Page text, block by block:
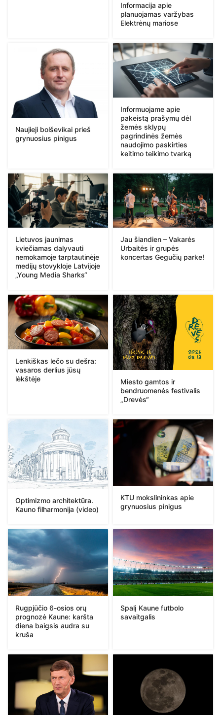
Informacija apie
planuojamas varžybas
Elektrėnų mariose
Naujieji bolševikai prieš
grynuosius pinigus
Informuojame apie
pakeistą prašymų dėl
žemės sklypų
pagrindinės žemės
naudojimo paskirties
keitimo teikimo tvarką
Lietuvos jaunimas
kviečiamas dalyvauti
nemokamoje tarptautinėje
medijų stovykloje Latvijoje
„Young Media Sharks“
Jau šiandien – Vakarės
Urbaitės ir grupės
koncertas Gegučių parke!
Lenkiškas lečo su dešra:
vasaros derlius jūsų
lėkštėje
Miesto gamtos ir
bendruomenės festivalis
„Drevės“
Optimizmo architektūra.
Kauno filharmonija (video)
KTU mokslininkas apie
grynuosius pinigus
Rugpjūčio 6-osios orų
prognozė Kaune: karšta
diena baigsis audra su
kruša
Spalį Kaune futbolo
savaitgalis